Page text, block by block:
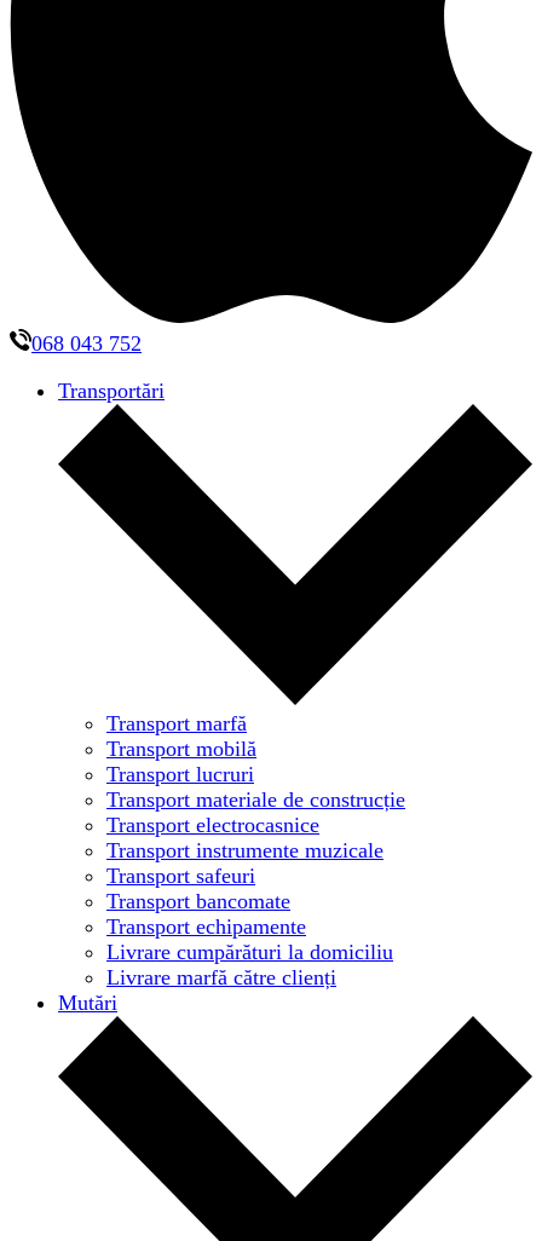
068 043 752
Transportări
Transport marfă
Transport mobilă
Transport lucruri
Transport materiale de construcție
Transport electrocasnice
Transport instrumente muzicale
Transport safeuri
Transport bancomate
Transport echipamente
Livrare cumpărături la domiciliu
Livrare marfă către clienți
Mutări